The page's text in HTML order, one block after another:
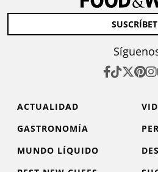
ACTUALIDAD
GASTRONOMÍA
MUNDO LÍQUIDO